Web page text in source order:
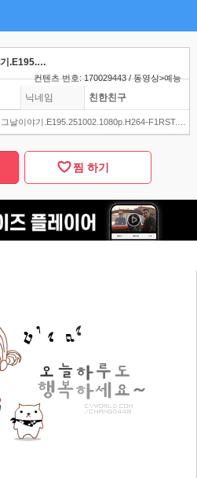
꼬리에꼬리를무는그날이야기.E195.251002.1080p.H264-F1RST
컨텐츠 번호: 170029443 / 동영상>예능
닉네임 친한친구
날이야기.E195.251002.1080p.H264-F1RST.mp4
찜 하기